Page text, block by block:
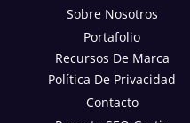
Sobre Nosotros
Portafolio
Recursos De Marca
Política De Privacidad
Contacto